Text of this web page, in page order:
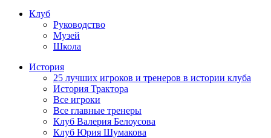
Клуб
Руководство
Музей
Школа
История
25 лучших игроков и тренеров в истории клуба
История Трактора
Все игроки
Все главные тренеры
Клуб Валерия Белоусова
Клуб Юрия Шумакова